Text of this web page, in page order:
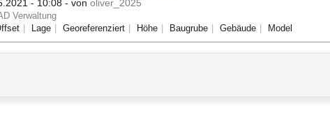
- 10:08 - vonoliver_2025
Verwaltung
Lage Georeferenziert Höhe Baugrube Gebäude Model